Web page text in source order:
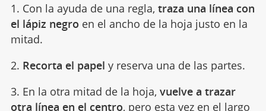
1. Con la ayuda de una regla, traza una línea con
el lápiz negro en el ancho de la hoja justo en la
mitad.
2. Recorta el papel y reserva una de las partes.
3. En la otra mitad de la hoja, vuelve a trazar
otra línea en el centro, pero esta vez en el largo